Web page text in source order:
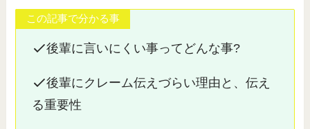
この記事で分かる事
後輩に言いにくい事ってどんな事?
後輩にクレーム伝えづらい理由と、伝え
る重要性